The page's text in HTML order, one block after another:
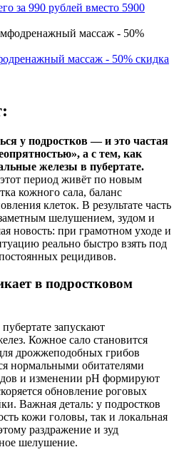
за 990 рублей вместо 5900
массаж - 50% скидка
у подростков — и это частая
а с тем, как
железы в пубертате.
период живёт по новым
кожного сала, баланс
клеток. В результате часть
заметным шелушением, зудом и
новость: при грамотном уходе и
реально быстро взять под
рецидивов.
в подростковом
запускают
Кожное сало становится
дрожжеподобных грибов
нормальными обитателями
и изменении pH формируют
обновление роговых
Важная деталь: у подростков
кожи головы, так и локальная
раздражение и зуд
шелушение.